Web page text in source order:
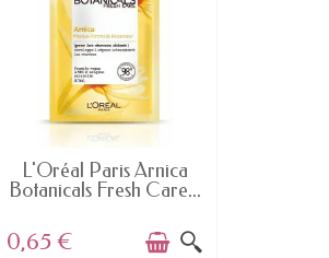
AVAILABLE
L'Oréal Paris Arnica
Botanicals Fresh Care...
0,65 €